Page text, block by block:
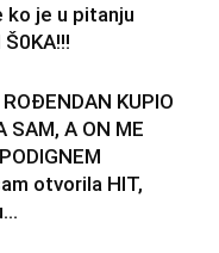
ko je u pitanju
KUPIO
SAM, A ON ME
otvorila HIT,